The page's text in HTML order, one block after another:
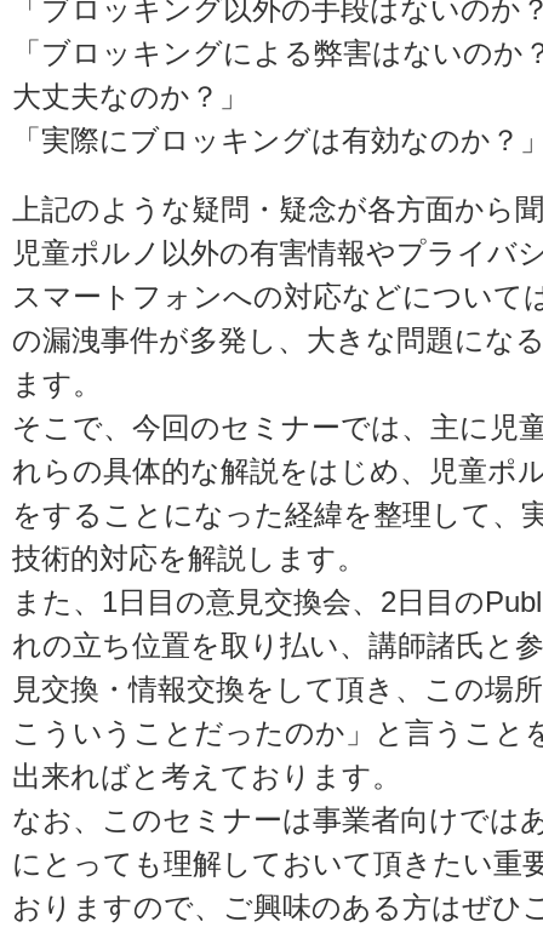
「ブロッキング以外の手段はないのか
「ブロッキングによる弊害はないのか
大丈夫なのか？」
「実際にブロッキングは有効なのか？
上記のような疑問・疑念が各方面から
児童ポルノ以外の有害情報やプライバ
スマートフォンへの対応などについて
の漏洩事件が多発し、大きな問題にな
ます。
そこで、今回のセミナーでは、主に児
れらの具体的な解説をはじめ、児童ポ
をすることになった経緯を整理して、
技術的対応を解説します。
また、1日目の意見交換会、2日目の
れの立ち位置を取り払い、講師諸氏と
見交換・情報交換をして頂き、この場
こういうことだったのか」と言うこと
出来ればと考えております。
なお、このセミナーは事業者向けでは
にとっても理解しておいて頂きたい重
おりますので、ご興味のある方はぜひ